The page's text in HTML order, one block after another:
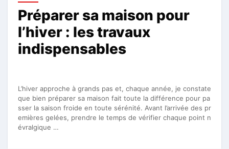
Préparer sa maison pour
l’hiver : les travaux
indispensables
L’hiver approche à grands pas et, chaque année, je constate
que bien préparer sa maison fait toute la différence pour pa
sser la saison froide en toute sérénité. Avant l’arrivée des pr
emières gelées, prendre le temps de vérifier chaque point n
évralgique …